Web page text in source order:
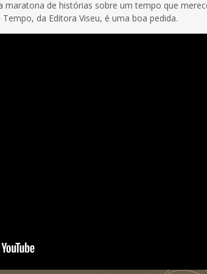
maratona de histórias sobre um tempo que
da Editora Viseu, é uma boa pedida.